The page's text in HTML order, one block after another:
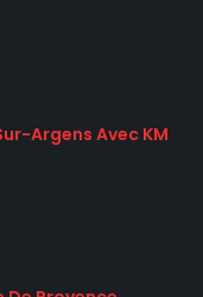
Argens Avec KM